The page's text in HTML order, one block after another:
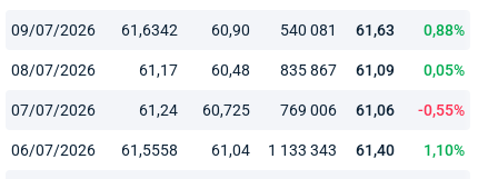
09/07/2026 61,6342 60,90 540 081 61,63 0,88%
08/07/2026 61,17 60,48 835 867 61,09 0,05%
07/07/2026 61,24 60,725 769 006 61,06 -0,55%
06/07/2026 61,5558 61,04 1 133 343 61,40 1,10%